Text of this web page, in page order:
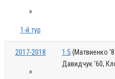
»
1-й тур
2017-2018
»
1:5(Матвиенко
Давидчук '60,